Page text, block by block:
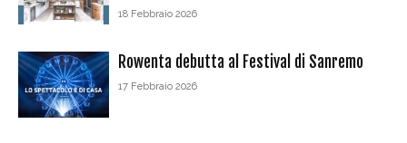
18 Febbraio 2026
Rowenta debutta al Festival di Sanremo
17 Febbraio 2026